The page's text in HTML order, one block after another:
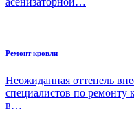
Ремонт кровли
Неожиданная оттепель
специалистов по ремонту
в…